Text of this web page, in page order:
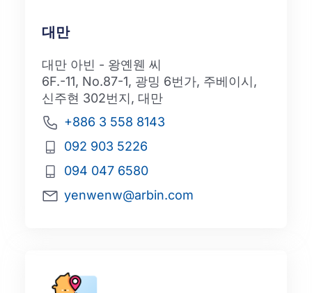
대만
대만 아빈 - 왕옌웬 씨
6F.-11, No.87-1, 광밍 6번가, 주베이시,
신주현 302번지, 대만
+886 3 558 8143
092 903 5226
094 047 6580
yenwenw@arbin.com